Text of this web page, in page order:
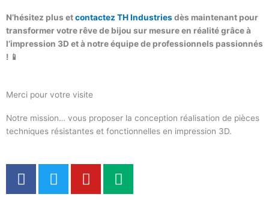
N’hésitez plus etcontactez TH Industriesdès maintenant pour
transformer votre rêve de bijou sur mesure en réalité grâce à
l’impression 3D et à notre équipe de professionnels passionnés
! 📱
Merci pour votre visite
Notre mission… vous proposer la conception réalisation de pièces
techniques résistantes et fonctionnelles en impression 3D.
F
a
T
w
Y
o
M
e